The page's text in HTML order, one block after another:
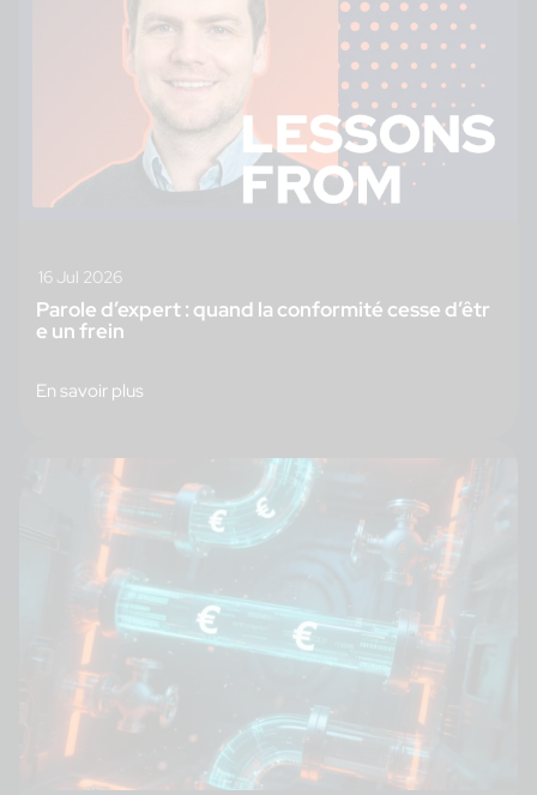
16 Jul 2026
Parole d’expert : quand la conformité cesse d’êtr
e un frein
En savoir plus